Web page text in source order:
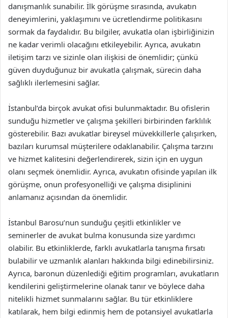
danışmanlık sunabilir. İlk görüşme sırasında, avukatın
deneyimlerini, yaklaşımını ve ücretlendirme politikasını
sormak da faydalıdır. Bu bilgiler, avukatla olan işbirliğinizin
ne kadar verimli olacağını etkileyebilir. Ayrıca, avukatın
iletişim tarzı ve sizinle olan ilişkisi de önemlidir; çünkü
güven duyduğunuz bir avukatla çalışmak, sürecin daha
sağlıklı ilerlemesini sağlar.
İstanbul’da birçok avukat ofisi bulunmaktadır. Bu ofislerin
sunduğu hizmetler ve çalışma şekilleri birbirinden farklılık
gösterebilir. Bazı avukatlar bireysel müvekkillerle çalışırken,
bazıları kurumsal müşterilere odaklanabilir. Çalışma tarzını
ve hizmet kalitesini değerlendirerek, sizin için en uygun
olanı seçmek önemlidir. Ayrıca, avukatın ofisinde yapılan ilk
görüşme, onun profesyonelliği ve çalışma disiplinini
anlamanız açısından da önemlidir.
İstanbul Barosu’nun sunduğu çeşitli etkinlikler ve
seminerler de avukat bulma konusunda size yardımcı
olabilir. Bu etkinliklerde, farklı avukatlarla tanışma fırsatı
bulabilir ve uzmanlık alanları hakkında bilgi edinebilirsiniz.
Ayrıca, baronun düzenlediği eğitim programları, avukatların
kendilerini geliştirmelerine olanak tanır ve böylece daha
nitelikli hizmet sunmalarını sağlar. Bu tür etkinliklere
katılarak, hem bilgi edinmiş hem de potansiyel avukatlarla